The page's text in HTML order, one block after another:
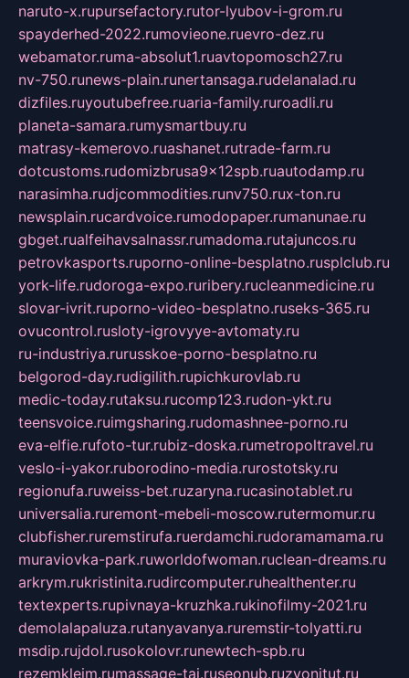
naruto-x.rupursefactory.rutor-lyubov-i-grom.ru
spayderhed-2022.rumovieone.ruevro-dez.ru
webamator.ruma-absolut1.ruavtopomosch27.ru
nv-750.runews-plain.runertansaga.rudelanalad.ru
dizfiles.ruyoutubefree.ruaria-family.ruroadli.ru
planeta-samara.rumysmartbuy.ru
matrasy-kemerovo.ruashanet.rutrade-farm.ru
dotcustoms.rudomizbrusa9x12spb.ruautodamp.ru
narasimha.rudjcommodities.runv750.rux-ton.ru
newsplain.rucardvoice.rumodopaper.rumanunae.ru
gbget.rualfeihavsalnassr.rumadoma.rutajuncos.ru
petrovkasports.ruporno-online-besplatno.rusplclub.ru
york-life.rudoroga-expo.ruribery.rucleanmedicine.ru
slovar-ivrit.ruporno-video-besplatno.ruseks-365.ru
ovucontrol.rusloty-igrovyye-avtomaty.ru
ru-industriya.rurusskoe-porno-besplatno.ru
belgorod-day.rudigilith.rupichkurovlab.ru
medic-today.rutaksu.rucomp123.rudon-ykt.ru
teensvoice.ruimgsharing.rudomashnee-porno.ru
eva-elfie.rufoto-tur.rubiz-doska.rumetropoltravel.ru
veslo-i-yakor.ruborodino-media.rurostotsky.ru
regionufa.ruweiss-bet.ruzaryna.rucasinotablet.ru
universalia.ruremont-mebeli-moscow.rutermomur.ru
clubfisher.ruremstirufa.ruerdamchi.rudoramamama.ru
muraviovka-park.ruworldofwoman.ruclean-dreams.ru
arkrym.rukristinita.rudircomputer.ruhealthenter.ru
textexperts.rupivnaya-kruzhka.rukinofilmy-2021.ru
demolalapaluza.rutanyavanya.ruremstir-tolyatti.ru
msdip.rujdol.rusokolovr.runewtech-spb.ru
rezemkleim.rumassage-tai.ruseonub.ruzvonitut.ru